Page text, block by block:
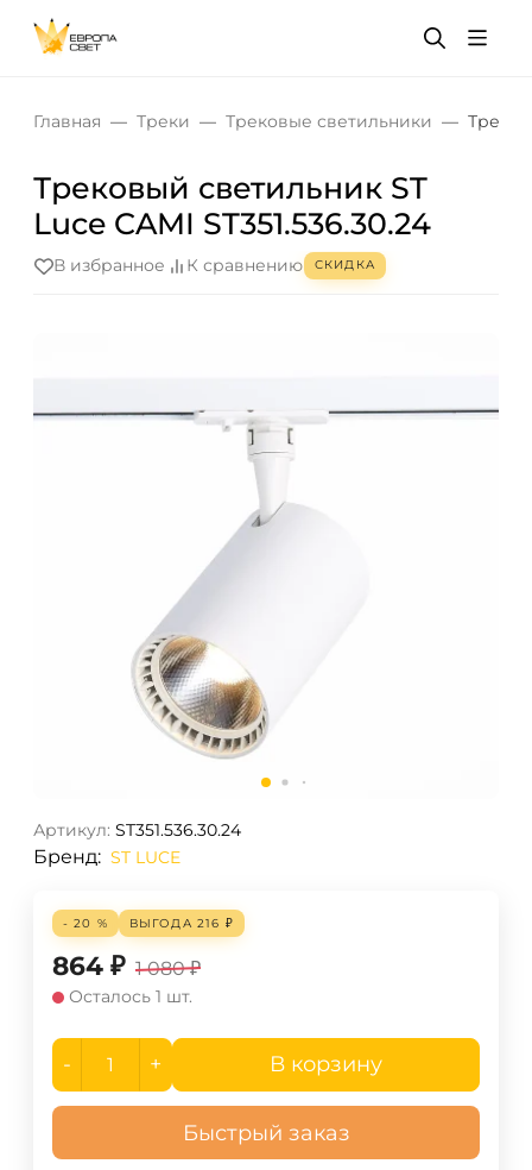
Главная Треки Трековые светильники
Трековый светильник ST
Luce CAMI ST351.536.30.24
В избранное К сравнению СКИДКА
Артикул: ST351.536.30.24
Бренд: ST LUCE
- 20 % ВЫГОДА 216 ₽
864 ₽ 1 080 ₽
Осталось 1 шт.
- + В корзину
Быстрый заказ